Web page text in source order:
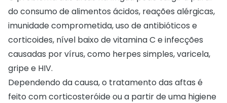
do consumo de alimentos ácidos, reações alérgicas,
imunidade comprometida, uso de antibióticos e
corticoides, nível baixo de vitamina C e infecções
causadas por vírus, como herpes simples, varicela,
gripe e HIV.
Dependendo da causa, o tratamento das aftas é
feito com corticosteróide ou a partir de uma higiene